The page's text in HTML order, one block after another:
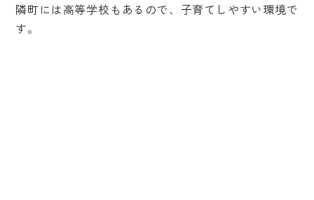
隣町には高等学校もあるので、子育てしやすい環境で
す。